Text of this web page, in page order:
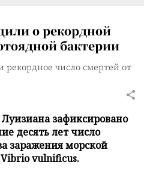
о рекордной
бактерии
рекордное число смертей от
зафиксировано
десять лет число
заражения морской
vulnificus.